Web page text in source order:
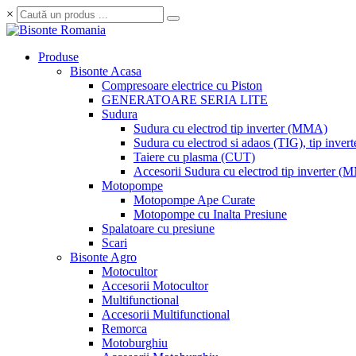
×
Produse
Bisonte Acasa
Compresoare electrice cu Piston
GENERATOARE SERIA LITE
Sudura
Sudura cu electrod tip inverter (MMA)
Sudura cu electrod si adaos (TIG), tip
Taiere cu plasma (CUT)
Accesorii Sudura cu electrod tip inverter
Motopompe
Motopompe Ape Curate
Motopompe cu Inalta Presiune
Spalatoare cu presiune
Scari
Bisonte Agro
Motocultor
Accesorii Motocultor
Multifunctional
Accesorii Multifunctional
Remorca
Motoburghiu